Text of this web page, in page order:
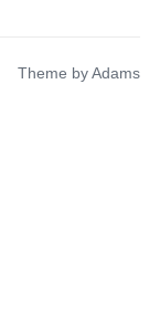
Theme byAdams